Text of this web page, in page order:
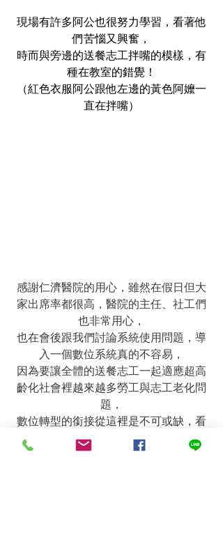
現場有許多阿公也很努力學習，看著他
們苦惱又興奮，
時而與旁邊的送餐志工拌嘴的模樣，有
種在教室的錯覺！
（紅色衣服阿公跟他左邊的黃色阿嬤一
直在拌嘴）
感謝仁濟醫院的用心，雖然在假日但大
家出席率都很高，醫院的主任、社工們
也非常用心，
也在會後跟我們討論系統使用問題，導
入一個數位系統真的不容易，
因為要讓全體的送餐志工一起適應超高
齡化社會裡越來越多勞工與志工老化問
題，
數位轉型的銜接從這裡是不可或缺，看
到他們自信的微笑，我們知道，我們可
以！繼續努力！